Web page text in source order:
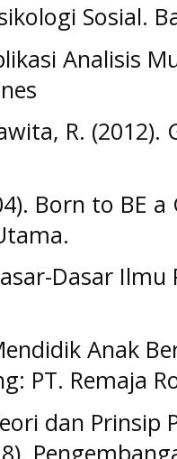
Sosial.
Analisis
R. (2012).
Born to BE a
Dasar Ilmu
Anak
PT. Remaja
dan Prinsip